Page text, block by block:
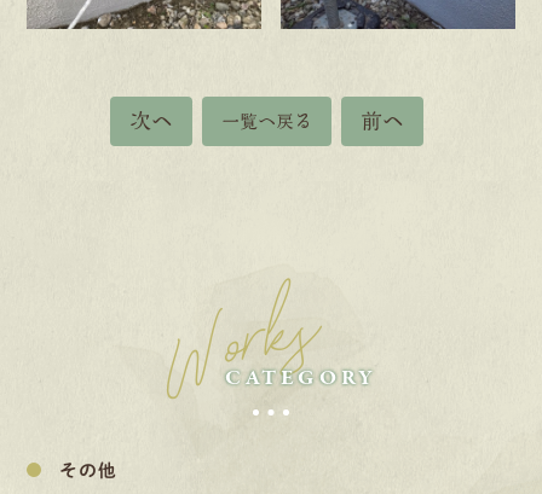
次へ 一覧へ戻る 前へ
Works
CATEGORY
その他